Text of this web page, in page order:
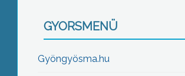
GYORSMENÜ
Gyöngyösma.hu